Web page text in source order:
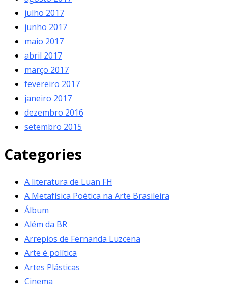
julho 2017
junho 2017
maio 2017
abril 2017
março 2017
fevereiro 2017
janeiro 2017
dezembro 2016
setembro 2015
Categories
A literatura de Luan FH
A Metafísica Poética na Arte Brasileira
Álbum
Além da BR
Arrepios de Fernanda Luzcena
Arte é política
Artes Plásticas
Cinema